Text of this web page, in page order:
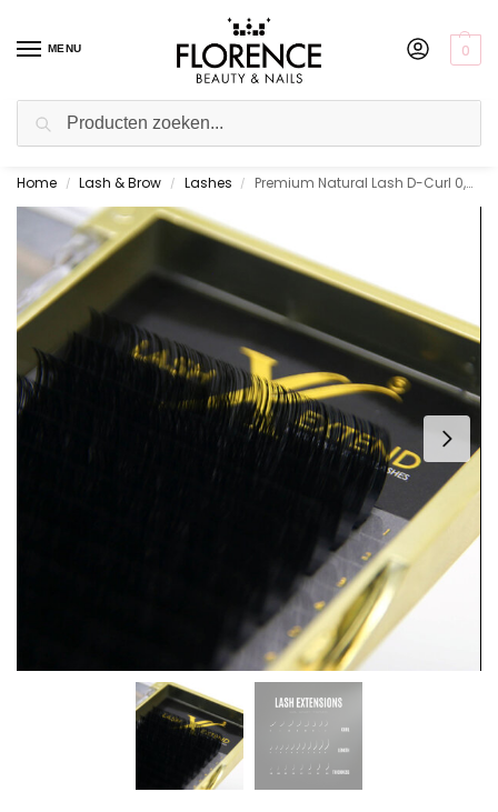
MENU 0
Gratis ophalen in de showroom
Home / Lash & Brow / Lashes / Premium Natural Lash D-Curl 0,07